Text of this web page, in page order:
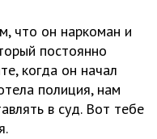
что он наркоман и
постоянно
когда он начал
полиция, нам
в суд. Вот тебе